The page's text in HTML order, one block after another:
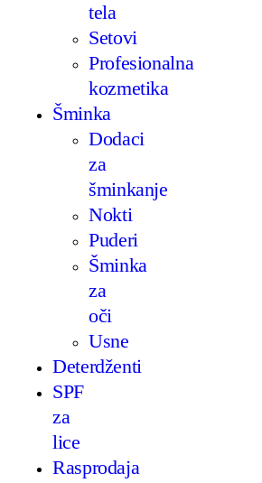
tela
Setovi
Profesionalna
kozmetika
Šminka
Dodaci
za
šminkanje
Nokti
Puderi
Šminka
za
oči
Usne
Deterdženti
SPF
za
lice
Rasprodaja